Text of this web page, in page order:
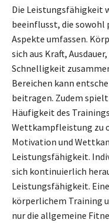
Die Leistungsfähigkeit
beeinflusst, die sowohl
Aspekte umfassen.
sich aus Kraft,
Schnelligkeit
Bereichen kann
beitragen. Zudem
Häufigkeit des
Wettkampfleistung zu
Motivation und
Leistungsfähigkeit.
sich kontinuierlich
Leistungsfähigkeit.
körperlichem Training
nur die allgemeine